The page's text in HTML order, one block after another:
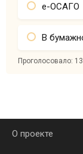
е-ОСАГО
В
Проголосовало:
О проекте